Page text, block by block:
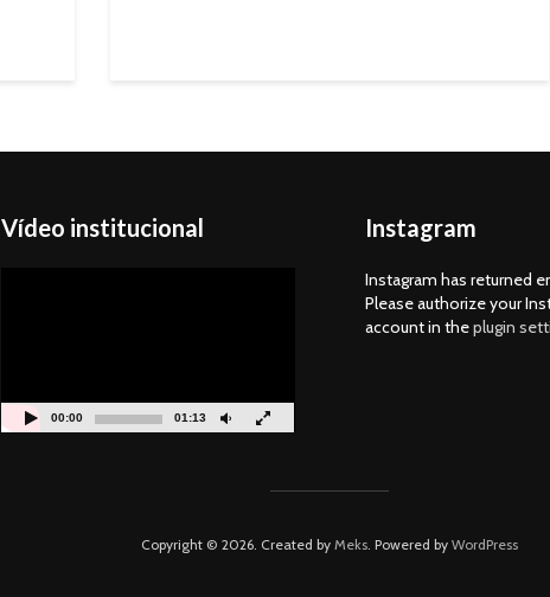
Vídeo institucional
00:00 01:13
Instagram
Instagram has returned
Please authorize your
account in theplugin
Copyright © 2026. Created by Meks. Powered by WordPress